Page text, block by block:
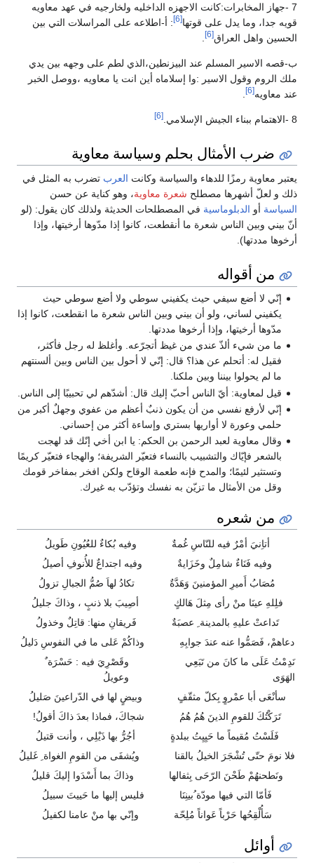
7 -جهاز المخابرات:كانت الاجهزه الداخليه ولخارجيه في عهد معاويه
قويه جدا، وما يدل على قوتها[6]
: أ-اطلاعه على المراسلات التي بين
الحسين واهل العراق[6]
ب-قصه الاسير المسلم عند البيزنطين،الذي لطم على وجهه بين يدي
ملك الروم وقول الاسير :وا إسلاماه أين انت يا معاويه ،ووصل الخبر
عند معاويه[6]
8 -الاهتمام ببناء الجيش الإسلامي. [6]
ضرب الأمثال بحلم وسياسة معاوية
يعتبر معاوية رمزًا للدهاء والسياسة وكانت العرب تضرب به المثل في
ذلك و لعلّ أشهرها مصطلح شعرة معاوية، وهو كناية عن حسن
السياسة أو الدبلوماسية في المصطلحات الحديثة ولذلك كان يقول: (لو
أنّ بيني وبين الناس شعرة ما أنقطعت، كانوا إذا مدّوها أرخيتها، وإذا
أرخوها مددتها).
من أقواله
إنّي لا أضع سيفي حيث يكفيني سوطي ولا أضع سوطي حيث
يكفيني لساني، ولو أن بيني وبين الناس شعرة ما انقطعت، كانوا إذا
مدّوها أرخيتها، وإذا أرخوها مددتها.
ما من شيء ألذّ عندي من غيظ أتجرّعه. وأغلظ له رجل فأكثر،
فقيل له: أتحلم عن هذا؟ قال: إنّي لا أحول بين الناس وبين ألسنتهم
ما لم يحولوا بيننا وبين ملكنا.
قيل لمعاوية‏:‏ أيّ الناس أحبّ إليك قال‏:‏ أشدّهم لي تحبيبًا إلى الناس‏.
إنّي لأرفع نفسي من أن يكون ذنبٌ أعظم من عفوي وجهلٌ أكبر من
حلمي وعورة لا أواريها بستري وإساءة أكثر من إحساني‏.
وقال معاوية لعبد الرحمن بن الحكم‏:‏ يا ابن أخي إنّك قد لهجت
بالشعر فإيّاك والتشبيب بالنساء فتعيّر الشريفة؛ والهجاء فتعيّر كريمًا
وتستثير لئيمًا؛ والمدح فإنه طعمة الوقاح ولكن افخر بمفاخر قومك
وقل من الأمثال ما تزيّن به نفسك وتؤدّب به غيرك‏.
من شعره
أتاِنيَ أمْرٌ فيه للنّاسِ غُمةٌ
وفيه بُكاءٌ للعُيُونِ طَويلُ
وفيه فَنَاءٌ شامِلٌ وخَزَايةٌ
وفيه اجتداعٌ للأُنوفِ أصيلُ
مُصَابُ أَميرِ المؤمنينَ وَهَدَّةٌ
تكادُ لهاَ صُمُّ الجبالِ تزولُ
فلِلهِ عينَا منْ رأى مِثلَ هَالكٍ
أصِيبَ بلا ذنبٍ ، وذاكَ جليلُ
تَداعتْ عليهِ بالمدينة ِ عصبَةٌ
فَريقانِ منها: قاتِلٌ وخذولُ
دعاهمْ، فَصَمُّوا عنه عندَ جوابِهِ
وذاكُمْ عَلى ما في النفوسِ دَليلُ
نَدِمْتُ عَلَى ما كانَ من تَبَعِي
الهَوَى
وقَصْرِيَ فيه : حَسْرَة ٌ
وعويلُ
سأنْعَى أبا عمْروٍ بِكلّ مثقّفٍ
وبيضٍ لها في الدّراعينَ صَليلُ
تَرَكْتُكَ للقومِ الذينَ هُمُ هُمُ
شجاكَ، فماذا بعدَ ذاكَ أقولُ!
فَلَسْتُ مُقيماً ما حَيِيِتُ ببلدةٍ
أجُرُّ بها ذَيْلِي ، وأنت قتيلُ
فلا نومَ حتّى تُشْجَرَ الخيلُ بالقنا
ويُشفَى من القومِ الغواة ِ غَليلُ
ونَطحنهُمْ طَحْنَ الرّحَى بِثفالها
وذاكَ بما أَسْدَوا إليكَ قليلُ
فَأمّا التي فيها مودّة ُبينِنَا
فليس إليها ما حَييتَ سبيلُ
سَأُلْقِحُها حَرْباً عَواناً مُلِحّة
وإنّي بها منْ عامنا لكفيلُ
أوائل